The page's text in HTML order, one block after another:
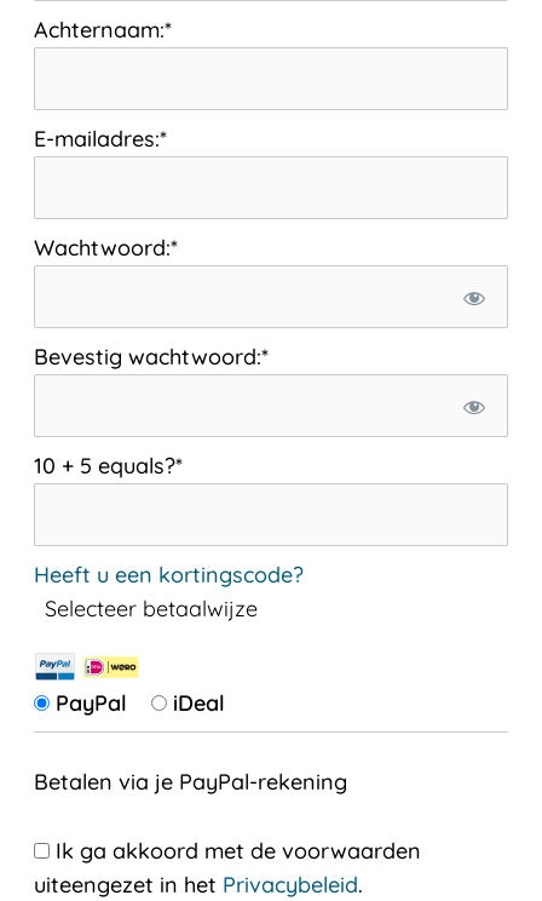
Achternaam:*
E-mailadres:*
Wachtwoord:*
Bevestig wachtwoord:*
10 + 5 equals?*
Heeft u een kortingscode?
Selecteer betaalwijze
PayPal iDeal
Betalen via je PayPal-rekening
Ik ga akkoord met de voorwaarden
uiteengezet in het Privacybeleid.